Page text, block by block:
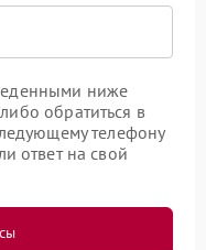
ниже
обратиться в
телефону
ответ на свой